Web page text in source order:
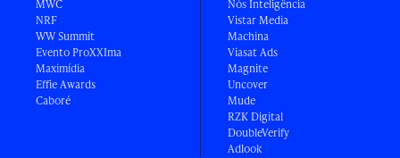
MWC
NRF
WW Summit
Evento ProXXIma
Maximídia
Effie Awards
Caboré
Nós Inteligência
Vistar Media
Machina
Viasat Ads
Magnite
Uncover
Mude
RZK Digital
DoubleVerify
Adlook